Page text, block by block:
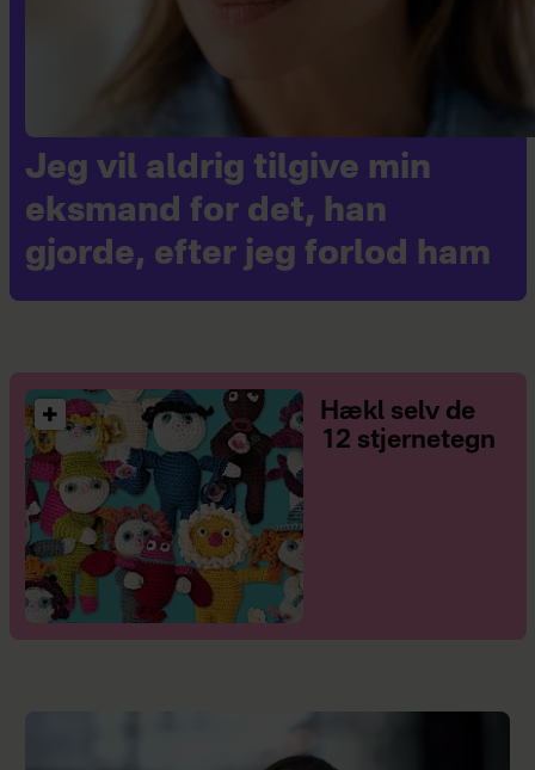
Jeg vil aldrig tilgive min
eksmand for det, han
gjorde, efter jeg forlod ham
Hækl selv de
12 stjernetegn